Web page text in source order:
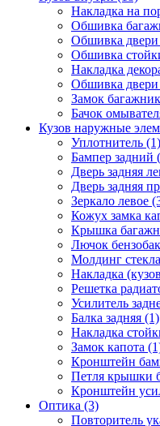
Накладка на
Обшивка
Обшивка двери
Обшивка
Накладка
Обшивка двери
Замок
Бачок
Кузов наружные
Уплотнитель (1)
Бампер задний
Дверь задняя
Дверь задняя
Зеркало левое
Кожух замка
Крышка
Лючок
Молдинг
Накладка
Решетка
Усилитель
Балка задняя (1)
Накладка
Замок капота
Кронштейн
Петля крышки
Кронштейн
Оптика (3)
Повторитель